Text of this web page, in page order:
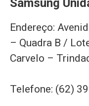
Samsung
Endereço:
– Quadra B /
Carvelo –
Telefone: (62)